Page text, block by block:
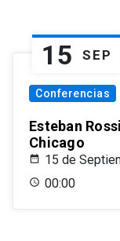
15 SEP
Conferencias
Esteban
Chicago
15 de
00:00